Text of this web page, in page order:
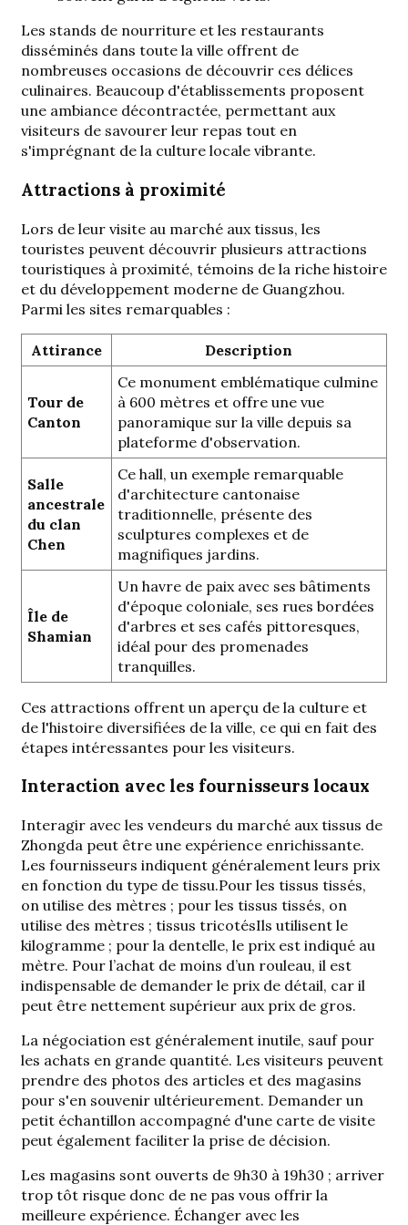
Les stands de nourriture et les restaurants
disséminés dans toute la ville offrent de
nombreuses occasions de découvrir ces délices
culinaires. Beaucoup d'établissements proposent
une ambiance décontractée, permettant aux
visiteurs de savourer leur repas tout en
s'imprégnant de la culture locale vibrante.
Attractions à proximité
Lors de leur visite au marché aux tissus, les
touristes peuvent découvrir plusieurs attractions
touristiques à proximité, témoins de la riche histoire
et du développement moderne de Guangzhou.
Parmi les sites remarquables :
Attirance Description
Tour de
Canton
Ce monument emblématique culmine
à 600 mètres et offre une vue
panoramique sur la ville depuis sa
plateforme d'observation.
Salle
ancestrale
du clan
Chen
Ce hall, un exemple remarquable
d'architecture cantonaise
traditionnelle, présente des
sculptures complexes et de
magnifiques jardins.
Île de
Shamian
Un havre de paix avec ses bâtiments
d'époque coloniale, ses rues bordées
d'arbres et ses cafés pittoresques,
idéal pour des promenades
tranquilles.
Ces attractions offrent un aperçu de la culture et
de l'histoire diversifiées de la ville, ce qui en fait des
étapes intéressantes pour les visiteurs.
Interaction avec les fournisseurs locaux
Interagir avec les vendeurs du marché aux tissus de
Zhongda peut être une expérience enrichissante.
Les fournisseurs indiquent généralement leurs prix
en fonction du type de tissu.Pour les tissus tissés,
on utilise des mètres ; pour les tissus tissés, on
utilise des mètres ; tissus tricotésIls utilisent le
kilogramme ; pour la dentelle, le prix est indiqué au
mètre. Pour l’achat de moins d’un rouleau, il est
indispensable de demander le prix de détail, car il
peut être nettement supérieur aux prix de gros.
La négociation est généralement inutile, sauf pour
les achats en grande quantité. Les visiteurs peuvent
prendre des photos des articles et des magasins
pour s'en souvenir ultérieurement. Demander un
petit échantillon accompagné d'une carte de visite
peut également faciliter la prise de décision.
Les magasins sont ouverts de 9h30 à 19h30 ; arriver
trop tôt risque donc de ne pas vous offrir la
meilleure expérience. Échanger avec les